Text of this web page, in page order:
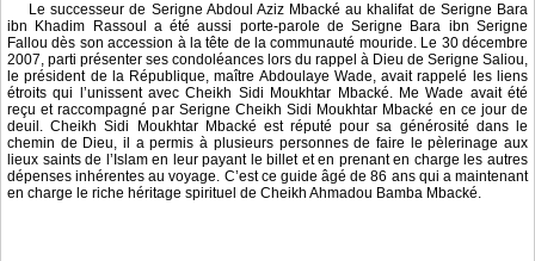
Le successeur de Serigne Abdoul Aziz Mbacké au khalifat de Serigne Bara
ibn Khadim Rassoul a été aussi porte-parole de Serigne Bara ibn Serigne
Fallou dès son accession à la tête de la communauté mouride. Le 30 décembre
2007, parti présenter ses condoléances lors du rappel à Dieu de Serigne Saliou,
le président de la République, maître Abdoulaye Wade, avait rappelé les liens
étroits qui l’unissent avec Cheikh Sidi Moukhtar Mbacké. Me Wade avait été
reçu et raccompagné par Serigne Cheikh Sidi Moukhtar Mbacké en ce jour de
deuil. Cheikh Sidi Moukhtar Mbacké est réputé pour sa générosité dans le
chemin de Dieu, il a permis à plusieurs personnes de faire le pèlerinage aux
lieux saints de l’Islam en leur payant le billet et en prenant en charge les autres
dépenses inhérentes au voyage. C’est ce guide âgé de 86 ans qui a maintenant
en charge le riche héritage spirituel de Cheikh Ahmadou Bamba Mbacké.